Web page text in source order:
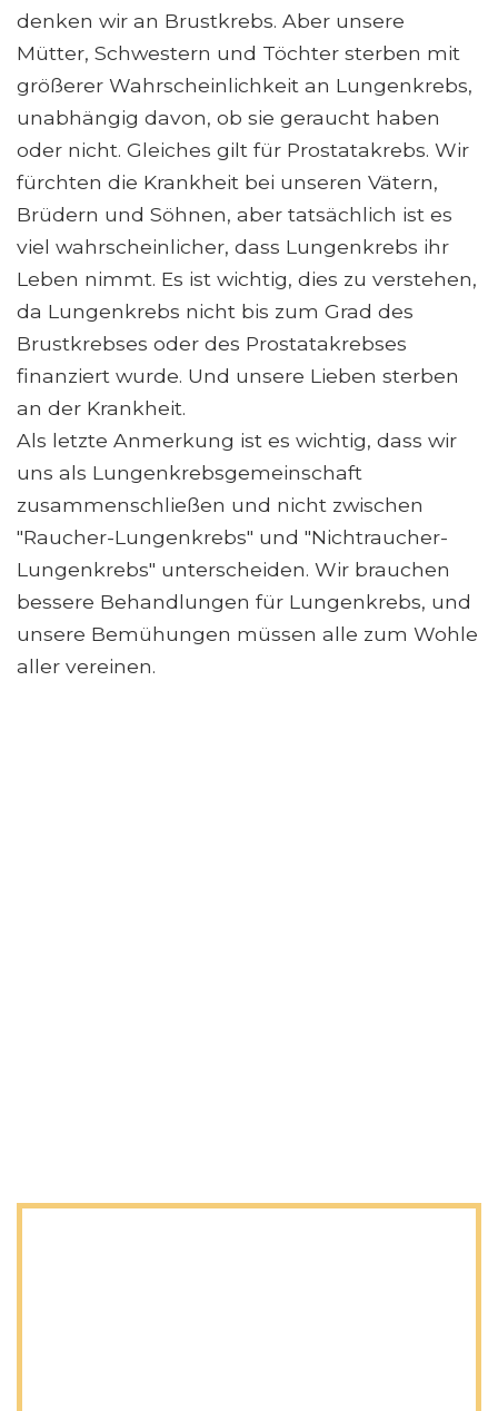
denken wir an Brustkrebs. Aber unsere
Mütter, Schwestern und Töchter sterben mit
größerer Wahrscheinlichkeit an Lungenkrebs,
unabhängig davon, ob sie geraucht haben
oder nicht. Gleiches gilt für Prostatakrebs. Wir
fürchten die Krankheit bei unseren Vätern,
Brüdern und Söhnen, aber tatsächlich ist es
viel wahrscheinlicher, dass Lungenkrebs ihr
Leben nimmt. Es ist wichtig, dies zu verstehen,
da Lungenkrebs nicht bis zum Grad des
Brustkrebses oder des Prostatakrebses
finanziert wurde. Und unsere Lieben sterben
an der Krankheit.
Als letzte Anmerkung ist es wichtig, dass wir
uns als Lungenkrebsgemeinschaft
zusammenschließen und nicht zwischen
"Raucher-Lungenkrebs" und "Nichtraucher-
Lungenkrebs" unterscheiden. Wir brauchen
bessere Behandlungen für Lungenkrebs, und
unsere Bemühungen müssen alle zum Wohle
aller vereinen.